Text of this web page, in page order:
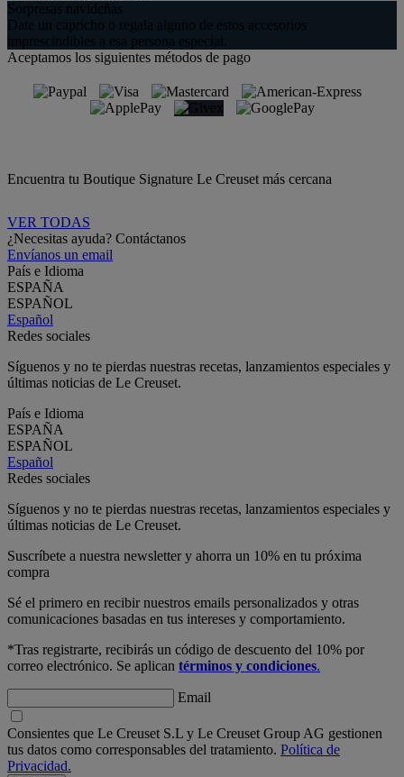
Sorpresas navideñas
Date un capricho o regala alguno de estos accesorios
imprescindibles a esa persona especial.
Aceptamos los siguientes métodos de pago
Encuentra tu Boutique Signature Le Creuset más cercana
VER TODAS
¿Necesitas ayuda? Contáctanos
Envíanos un email
País e Idioma
ESPAÑA
ESPAÑOL
Español
Redes sociales
Síguenos y no te pierdas nuestras recetas, lanzamientos especiales y
últimas noticias de Le Creuset.
País e Idioma
ESPAÑA
ESPAÑOL
Español
Redes sociales
Síguenos y no te pierdas nuestras recetas, lanzamientos especiales y
últimas noticias de Le Creuset.
Suscríbete a nuestra newsletter y ahorra un 10% en tu próxima
compra
Sé el primero en recibir nuestros emails personalizados y otras
comunicaciones basadas en tus intereses y comportamiento.
*Tras registrarte, recibirás un código de descuento del 10% por
correo electrónico. Se aplican términos y condiciones.
Email
Consientes que Le Creuset S.L y Le Creuset Group AG gestionen
tus datos como corresponsables del tratamiento. Política de
Privacidad.